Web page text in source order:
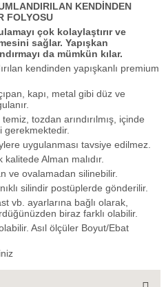
KENDİNDEN
FOLYOSU
çok kolaylaştırır ve
sağlar. Yapışkan
da mümkün kılar.
kendinden yapışkanlı premium
kapı, metal gibi düz ve
tozdan arındırılmış, içinde
gerekmektedir.
uygulanması tavsiye edilmez.
Alman malıdır.
ve ovalamadan silinebilir.
silindir postüplerde gönderilir.
vb. ayarlarına bağlı olarak,
biraz farklı olabilir.
Asıl ölçüler Boyut/Ebat